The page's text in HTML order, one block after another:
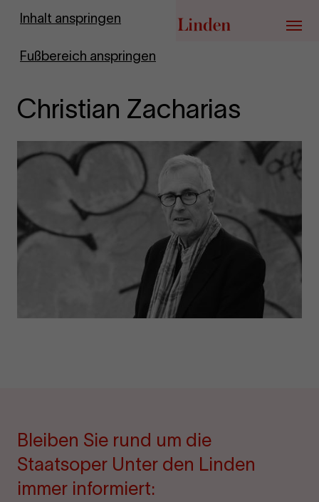
Inhalt anspringen
Fußbereich anspringen
Zur Startseite
Menü
Christian Zacharias
Bleiben Sie rund um die
Staatsoper Unter den Linden
immer informiert: